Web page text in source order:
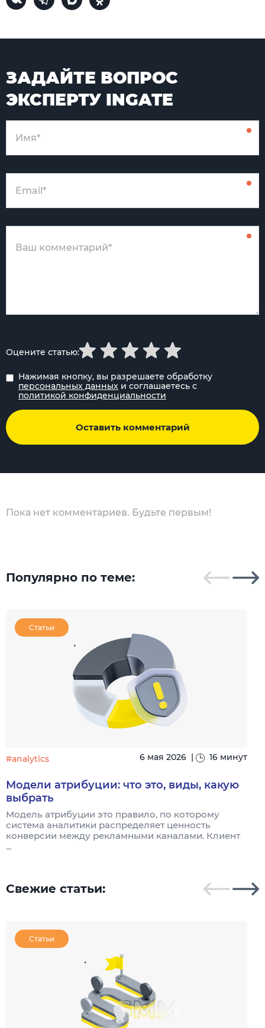
ЗАДАЙТЕ ВОПРОС
ЭКСПЕРТУ INGATE
Нажимая кнопку, вы разрешаете обработку
персональных данных и соглашаетесь с
политикой конфиденциальности
Оставить комментарий
Оцените статью:
Пока нет комментариев. Будьте первым!
Популярно по теме:
Статьи
#analytics 6 мая 2026 | 16 минут
Модели атрибуции: что это, виды, какую
выбрать
Модель атрибуции это правило, по которому
система аналитики распределяет ценность
конверсии между рекламными каналами. Клиент
...
Свежие статьи:
Статьи